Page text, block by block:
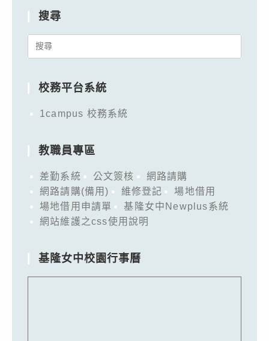
搜尋
Search
校務平台系統
1campus 校務系統
教職員專區
差勤系統 公文簽核
網路請購
網路請購(備用)
維修登記
場地借用
場地借用申請單
基隆女中Newplus系統
網站維護之css使用說明
基隆女中校園行事曆